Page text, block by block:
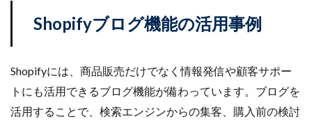
Shopifyブログ機能の活用事例
Shopifyには、商品販売だけでなく情報発信や顧客サポー
トにも活用できるブログ機能が備わっています。ブログを
活用することで、検索エンジンからの集客、購入前の検討